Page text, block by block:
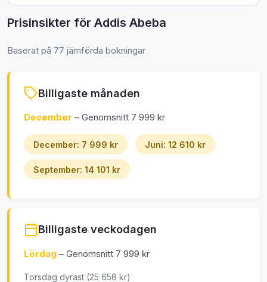
Prisinsikter för Addis Abeba
Baserat på 77 jämförda bokningar
Billigaste månaden
December – Genomsnitt 7 999 kr
December: 7 999 kr Juni: 12 610 kr
September: 14 101 kr
Billigaste veckodagen
Lördag – Genomsnitt 7 999 kr
Torsdag dyrast (25 658 kr)